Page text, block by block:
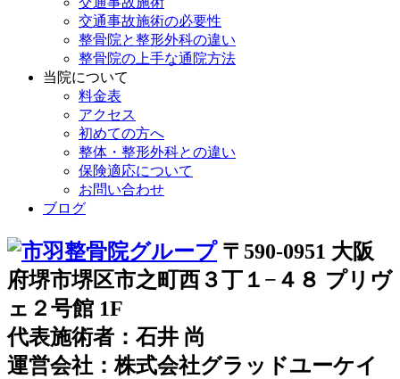
交通事故施術の必要性
整骨院と整形外科の違い
整骨院の上手な通院方法
当院について
料金表
アクセス
初めての方へ
整体・整形外科との違い
保険適応について
お問い合わせ
ブログ
〒590-0951 大阪
府堺市堺区市之町西３丁１−４８ プリヴ
ェ２号館 1F
代表施術者：石井 尚
運営会社：株式会社グラッドユーケイ